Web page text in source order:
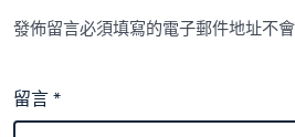
發佈留言必須填寫的電子郵件地址不會
留言*